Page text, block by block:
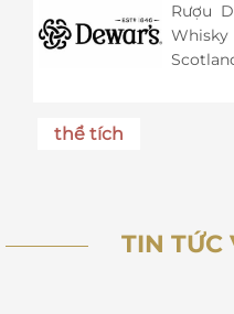
Rượu
thể tích
TIN TỨC